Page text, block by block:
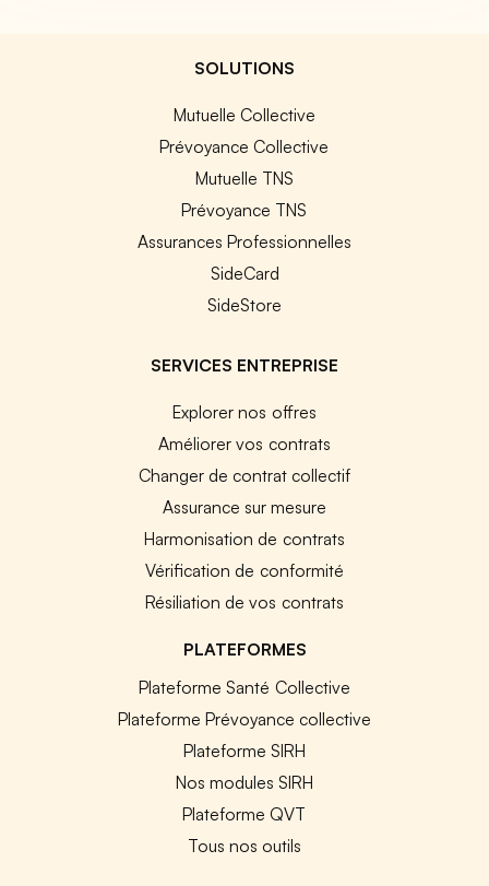
SOLUTIONS
Mutuelle Collective
Prévoyance Collective
Mutuelle TNS
Prévoyance TNS
Assurances Professionnelles
SideCard
SideStore
SERVICES ENTREPRISE
Explorer nos offres
Améliorer vos contrats
Changer de contrat collectif
Assurance sur mesure
Harmonisation de contrats
Vérification de conformité
Résiliation de vos contrats
PLATEFORMES
Plateforme Santé Collective
Plateforme Prévoyance collective
Plateforme SIRH
Nos modules SIRH
Plateforme QVT
Tous nos outils